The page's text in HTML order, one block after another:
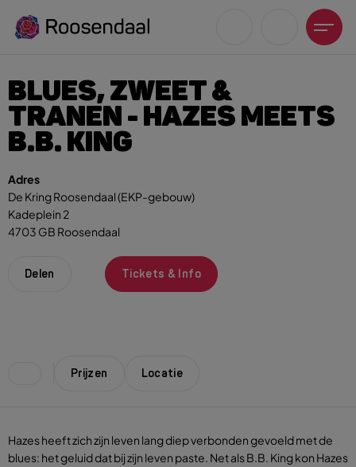
UITagenda
Wandelen
Winkeltijden en koopzondagen
BLUES, ZWEET &
TRANEN - HAZES MEETS
B.B. KING
Adres
De Kring Roosendaal (EKP-gebouw)
Kadeplein 2
4703 GB Roosendaal
Delen Tickets & Info
Prijzen Locatie
Hazes heeft zich zijn leven lang diep verbonden gevoeld met de
blues: het geluid dat bij zijn leven paste. Net als B.B. King kon Hazes